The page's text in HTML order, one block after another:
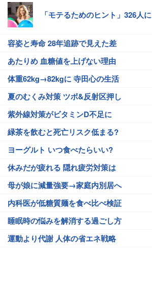
「モテるためのヒント」326人に
容姿と寿命 28年追跡で見えた差
あたりめ 血糖値を上げない理由
体重62kg→82kgに 寺田心の生活
夏のむくみ対策 ツボ&反射区押し
紫外線対策がビタミンD不足に
緑茶を飲むと死亡リスク低まる?
ヨーグルト いつ食べたらいい?
休みだが疲れる 隠れ疲労対策は
母が娘に減量強要→家庭内別居へ
内科医が低糖質麺を食べ比べ検証
睡眠時の悩みを解消する過ごし方
運動より代謝 人体の省エネ戦略